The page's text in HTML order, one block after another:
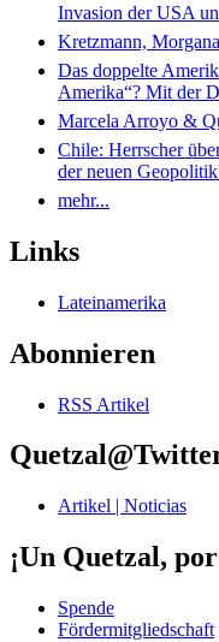
Invasion der USA
Kretzmann,
Das doppelte
Amerika“? Mit der
Marcela Arroyo &
Chile: Herrscher
der neuen
mehr...
Links
Lateinamerika
Abonnieren
RSS Artikel
Artikel | Noticias
¡Un Quetzal,
Spende
Fördermitgliedschaft